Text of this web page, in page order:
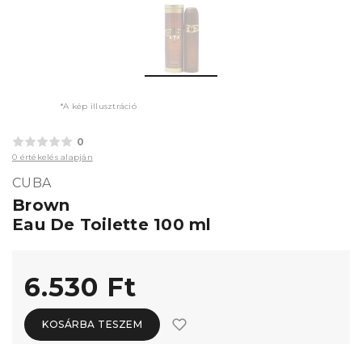
*A kép illusztráció
0
0 értékelés alapján
CUBA
Brown
Eau De Toilette 100 ml
6.530 Ft
KOSÁRBA TESZEM